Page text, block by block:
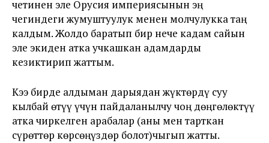
четинен эле Орусия империясынын эң
чегиндеги жумуштуулук менен молчулукка таң
калдым. Жолдо баратып бир нече кадам сайын
эле экиден атка учкашкан адамдарды
кезиктирип жаттым.
Кээ бирде алдыман дарыядан жүктөрдү суу
кылбай өтүү үчүн пайдаланылчу чоң дөңгөлөктүү
атка чиркелген арабалар (аны мен тарткан
сүрөттөр көрсөңүздөр болот)чыгып жатты.